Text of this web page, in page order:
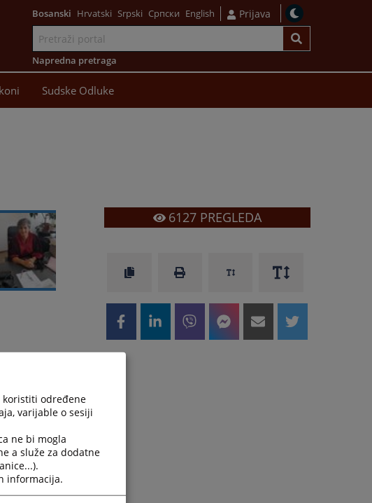
Bosanski Hrvatski Srpski Српски English Prijava
Napredna pretraga
Sudske Odluke
6127PREGLEDA
koristiti određene
varijable o sesiji
ne bi mogla
a služe za dodatne
informacija.